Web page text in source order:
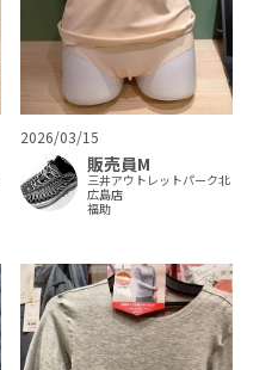
2026/03/15
販売員M
三井アウトレットパーク北
広島店
福助